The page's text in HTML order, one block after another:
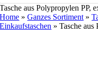
Tasche aus Polypropylen PP,
Home »Ganzes Sortiment »
Einkaufstaschen »Tasche aus